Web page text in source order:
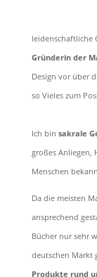
leidenschaftliche
Gründerin der
Design vor über
so Vieles zum
Ich bin sakrale
großes Anliegen,
Menschen
Da die meisten
ansprechend
Bücher nur sehr
deutschen Markt
Produkte rund